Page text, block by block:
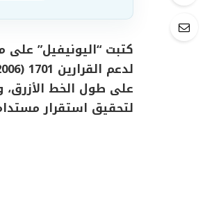
كتبت “اليونيفيل”
على طول الخط
لتحقيق استقرار